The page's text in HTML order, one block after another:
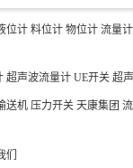
位计 料位计 物位计 流量计
超声波流量计 UE开关 超
送机 压力开关 天康集团
们